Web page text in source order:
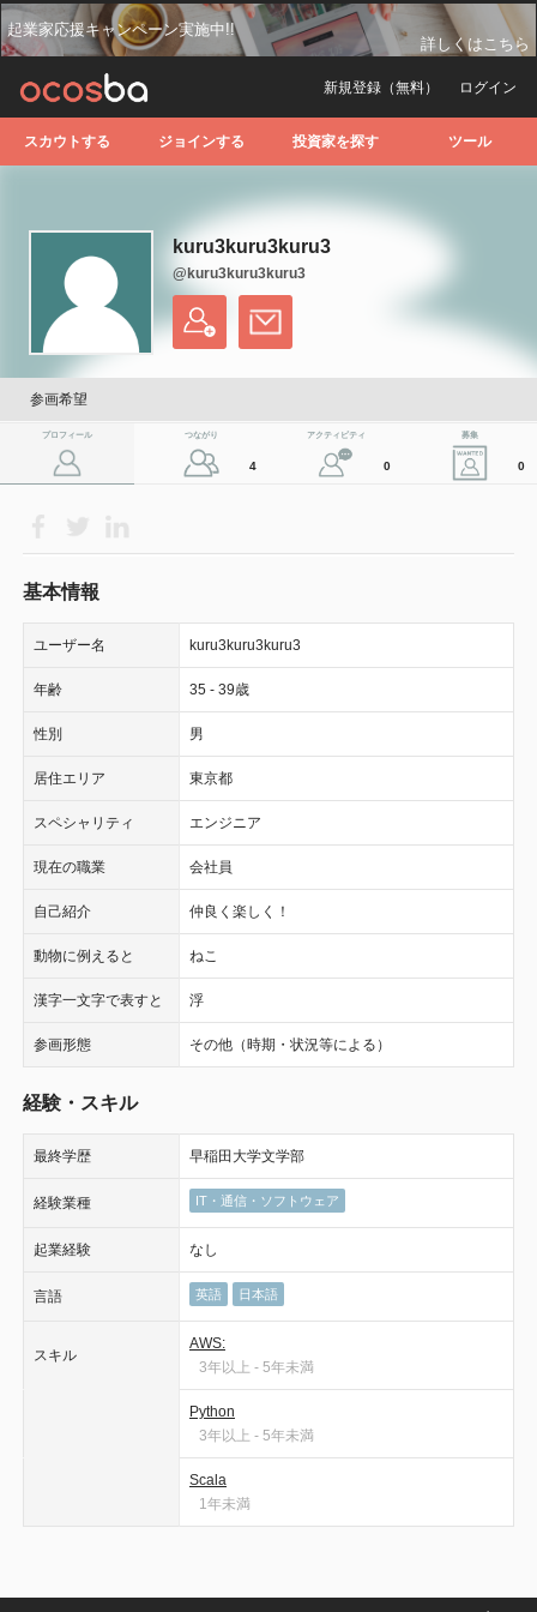
起業家応援キャンペーン実施中!!
詳しくはこちら
ログイン
新規登録（無料）
スカウトする ジョインする 投資家を探す ツール
kuru3kuru3kuru3
@kuru3kuru3kuru3
参画希望
プロフィール つながり
4
アクティビティ
0
募集
0
基本情報
ユーザー名 kuru3kuru3kuru3
年齢 35 - 39歳
性別 男
居住エリア 東京都
スペシャリティ エンジニア
現在の職業 会社員
自己紹介 仲良く楽しく！
動物に例えると ねこ
漢字一文字で表すと 浮
参画形態 その他（時期・状況等による）
経験・スキル
最終学歴 早稲田大学文学部
経験業種 IT・通信・ソフトウェア
起業経験 なし
言語 英語 日本語
スキル
AWS:
3年以上 - 5年未満
Python
3年以上 - 5年未満
Scala
1年未満